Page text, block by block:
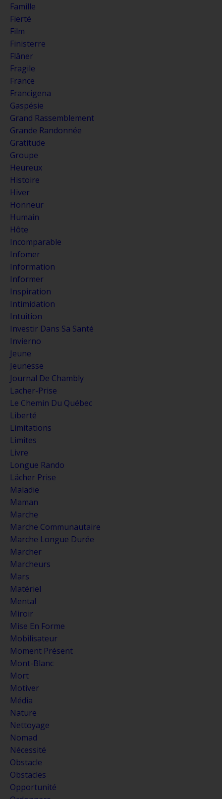
Famille
Fierté
Film
Finisterre
Flâner
Fragile
France
Francigena
Gaspésie
Grand Rassemblement
Grande Randonnée
Gratitude
Groupe
Heureux
Histoire
Hiver
Honneur
Humain
Hôte
Incomparable
Infomer
Information
Informer
Inspiration
Intimidation
Intuition
Investir Dans Sa Santé
Invierno
Jeune
Jeunesse
Journal De Chambly
Lacher-Prise
Le Chemin Du Québec
Liberté
Limitations
Limites
Livre
Longue Rando
Lächer Prise
Maladie
Maman
Marche
Marche Communautaire
Marche Longue Durée
Marcher
Marcheurs
Mars
Matériel
Mental
Miroir
Mise En Forme
Mobilisateur
Moment Présent
Mont-Blanc
Mort
Motiver
Média
Nature
Nettoyage
Nomad
Nécessité
Obstacle
Obstacles
Opportunité